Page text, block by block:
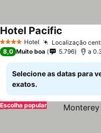
4 EstrelasHotel Localização
Hotel Pacific
8,0 Muito boa 5.796 a
Selecione as datas para
exatos.
Escolha popular